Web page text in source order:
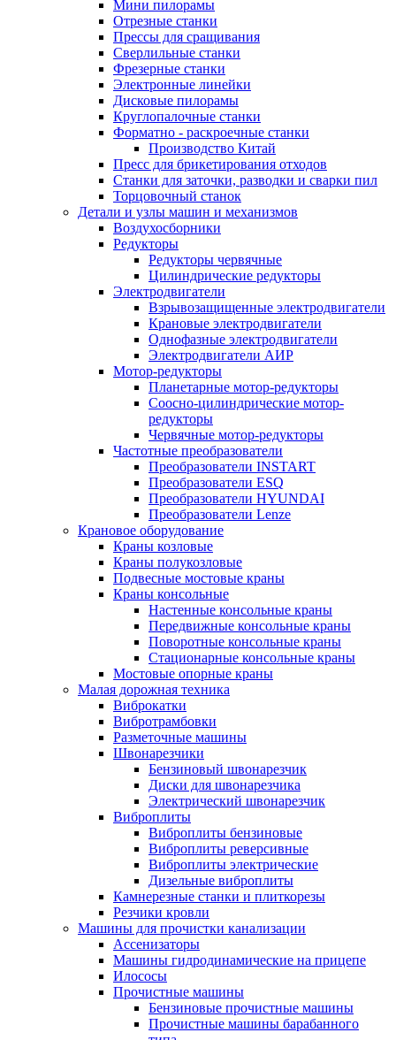
Мини пилорамы
Отрезные станки
Прессы для сращивания
Сверлильные станки
Фрезерные станки
Электронные линейки
Дисковые пилорамы
Круглопалочные станки
Форматно - раскроечные станки
Производство Китай
Пресс для брикетирования отходов
Станки для заточки, разводки и сварки пил
Торцовочный станок
Детали и узлы машин и механизмов
Воздухосборники
Редукторы
Редукторы червячные
Цилиндрические редукторы
Электродвигатели
Взрывозащищенные электродвигатели
Крановые электродвигатели
Однофазные электродвигатели
Электродвигатели АИР
Мотор-редукторы
Планетарные мотор-редукторы
Соосно-цилиндрические мотор-
редукторы
Червячные мотор-редукторы
Частотные преобразователи
Преобразователи INSTART
Преобразователи ESQ
Преобразователи HYUNDAI
Преобразователи Lenze
Крановое оборудование
Краны козловые
Краны полукозловые
Подвесные мостовые краны
Краны консольные
Настенные консольные краны
Передвижные консольные краны
Поворотные консольные краны
Стационарные консольные краны
Мостовые опорные краны
Малая дорожная техника
Виброкатки
Вибротрамбовки
Разметочные машины
Швонарезчики
Бензиновый швонарезчик
Диски для швонарезчика
Электрический швонарезчик
Виброплиты
Виброплиты бензиновые
Виброплиты реверсивные
Виброплиты электрические
Дизельные виброплиты
Камнерезные станки и плиткорезы
Резчики кровли
Машины для прочистки канализации
Ассенизаторы
Машины гидродинамические на прицепе
Илососы
Прочистные машины
Бензиновые прочистные машины
Прочистные машины барабанного